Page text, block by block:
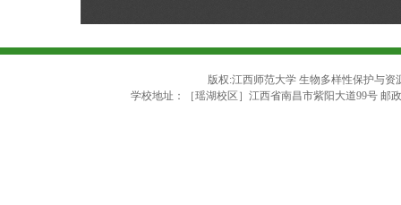
版权:江西师范大学 生物多样性保护与
学校地址：［瑶湖校区］江西省南昌市紫阳大道99号 邮